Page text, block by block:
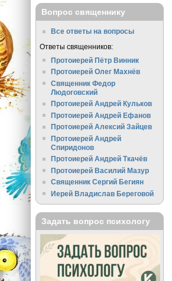
Вопрос священнику
Все ответы на вопросы
Ответы священников:
Протоиерей Пётр Винник
Протоиерей Олег Махнёв
Священник Федор
Людоговский
Протоиерей Андрей Кульков
Протоиерей Андрей Ефанов
Протоиерей Алексий Зайцев
Протоиерей Андрей
Спиридонов
Протоиерей Андрей Ткачёв
Протоиерей Василий Мазур
Священник Сергий Бегиян
Иерей Владислав Береговой
Задать вопрос психологу